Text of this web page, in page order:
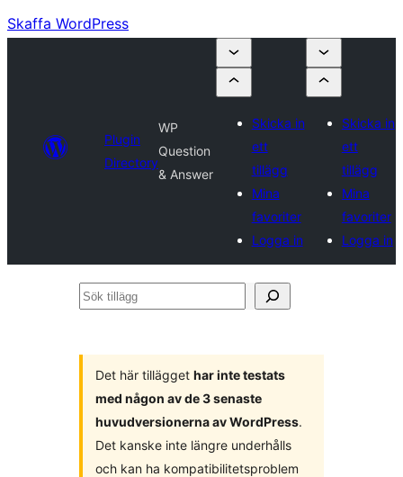
Skaffa WordPress
Plugin
Directory
WP
Question
& Answer
Skicka in
ett
tillägg
Mina
favoriter
Logga in
Skicka in
ett
tillägg
Mina
favoriter
Logga in
Sök
Det här tillägget har inte testats
med någon av de 3 senaste
huvudversionerna av WordPress.
Det kanske inte längre underhålls
och kan ha kompatibilitetsproblem